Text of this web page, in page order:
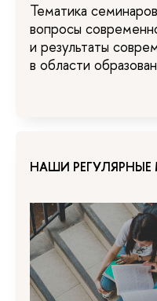
Тематика
вопросы
и результаты
в области
НАШИ